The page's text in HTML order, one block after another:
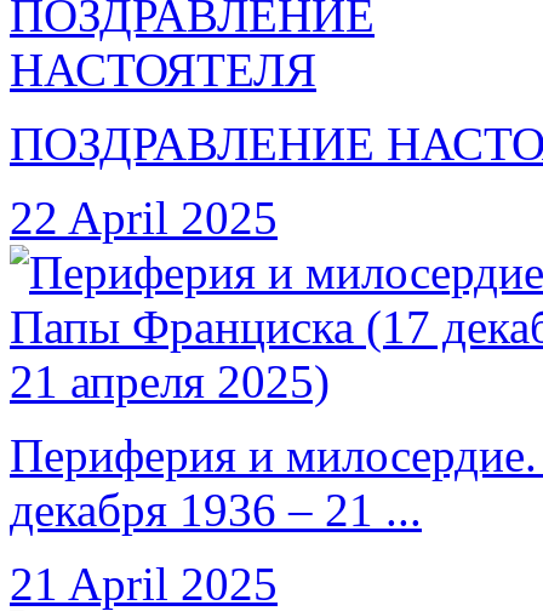
ПОЗДРАВЛЕНИЕ
22 April 2025
Периферия и
декабря 1936 – 21 ...
21 April 2025